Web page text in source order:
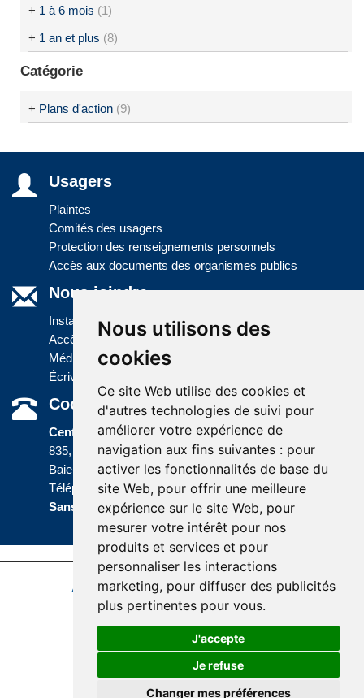
Nous utilisons des
cookies
Ce site Web utilise des cookies et
d'autres technologies de suivi pour
améliorer votre expérience de
navigation aux fins suivantes : pour
activer les fonctionnalités de base du
site Web, pour offrir une meilleure
expérience sur le site Web, pour
mesurer votre intérêt pour nos
produits et services et pour
personnaliser les interactions
marketing, pour diffuser des publicités
plus pertinentes pour vous.
J'accepte
Je refuse
Changer mes préférences
+ 1 à 6 mois (1)
+ 1 an et plus (8)
Catégorie
+ Plans d'action (9)
Usagers
Plaintes
Comités des usagers
Protection des renseignements personnels
Accès aux documents des organismes publics
Nous joindre
Installations
Accès à l'information
Médias
Écrivez-nous
Coordonnées
Centre administratif
835, boulevard Jolliet
Baie-Comeau (Québec) G5C 1P5
Téléphone :418 589-9845 ou
Sans frais : 1 800 463-5142
Accessibilité Plan du site
Politique de confidentialité
Réalisation du site
© Santé Québec Côte-Nord, 2026